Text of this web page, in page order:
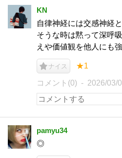
KN
自律神経には交感神経
そうな時は黙って深呼
えや価値観を他人にも
ナイス ★1
コメント(0) 2026/03/
pamyu34
◎